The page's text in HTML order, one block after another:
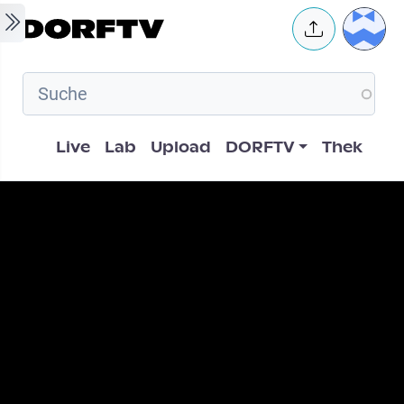
Skip to main content User
Hauptnavigation
Live Lab Upload DORFTV Thek